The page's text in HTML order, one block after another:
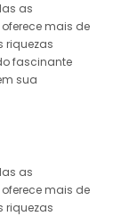
as
mais de
riquezas
fascinante
sua
as
mais de
riquezas